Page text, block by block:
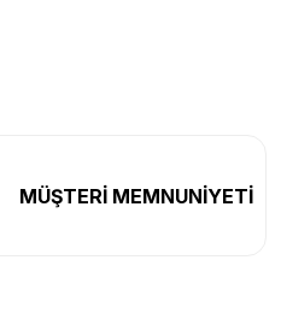
gerçekleştiriyoruz.
MÜŞTERİ MEMNUNİYETİ